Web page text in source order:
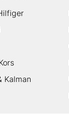
Kalman